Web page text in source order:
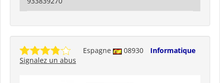
Espagne 08930
Informatique
Signalez un abus